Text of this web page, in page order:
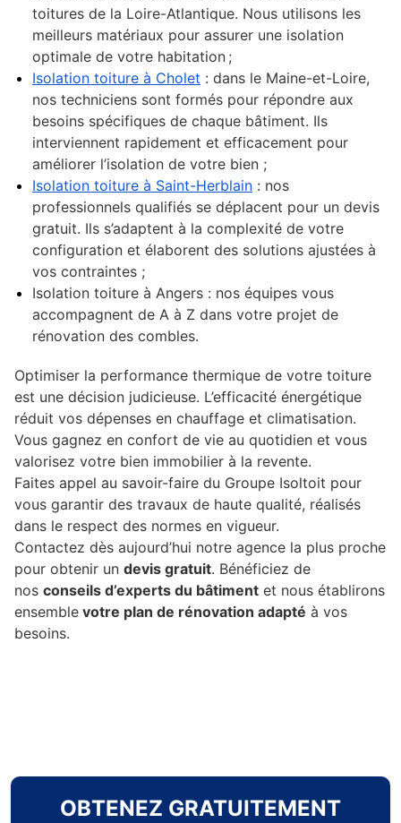
toitures de la Loire-Atlantique. Nous utilisons les
meilleurs matériaux pour assurer une isolation
optimale de votre habitation ;
Isolation toiture à Cholet : dans le Maine-et-Loire,
nos techniciens sont formés pour répondre aux
besoins spécifiques de chaque bâtiment. Ils
interviennent rapidement et efficacement pour
améliorer l’isolation de votre bien ;
Isolation toiture à Saint-Herblain : nos
professionnels qualifiés se déplacent pour un devis
gratuit. Ils s’adaptent à la complexité de votre
configuration et élaborent des solutions ajustées à
vos contraintes ;
Isolation toiture à Angers : nos équipes vous
accompagnent de A à Z dans votre projet de
rénovation des combles.
Optimiser la performance thermique de votre toiture
est une décision judicieuse. L’efficacité énergétique
réduit vos dépenses en chauffage et climatisation.
Vous gagnez en confort de vie au quotidien et vous
valorisez votre bien immobilier à la revente.
Faites appel au savoir-faire du Groupe Isoltoit pour
vous garantir des travaux de haute qualité, réalisés
dans le respect des normes en vigueur.
Contactez dès aujourd’hui notre agence la plus proche
pour obtenir un devis gratuit. Bénéficiez de
nos conseils d’experts du bâtiment et nous établirons
ensemble votre plan de rénovation adapté à vos
besoins.
OBTENEZ GRATUITEMENT